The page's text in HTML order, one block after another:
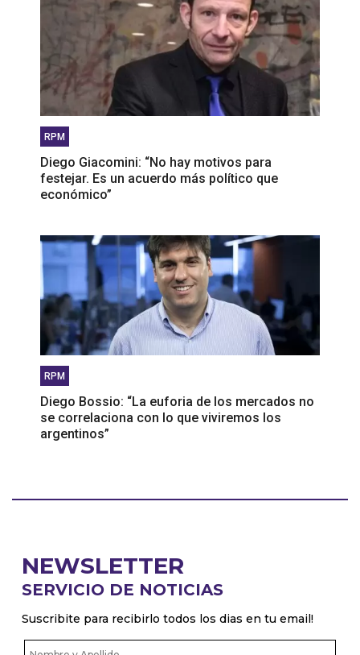
RPM
Diego Giacomini: “No hay motivos para
festejar. Es un acuerdo más político que
económico”
RPM
Diego Bossio: “La euforia de los mercados no
se correlaciona con lo que viviremos los
argentinos”
NEWSLETTER
SERVICIO DE NOTICIAS
Suscribite para recibirlo todos los dias en tu email!